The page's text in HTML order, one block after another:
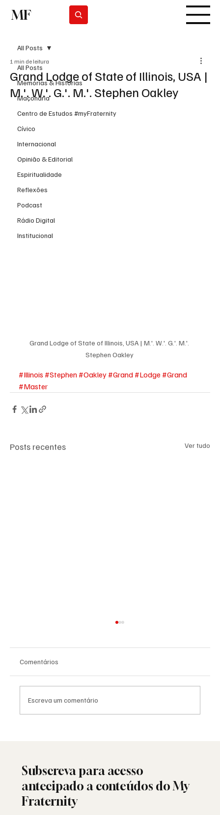
MF
All Posts
Memórias & Histórias
Maçonaria
Centro de Estudos #myFraternity
Cívico
Internacional
Opinião & Editorial
Espiritualidade
Reflexões
Podcast
Rádio Digital
Institucional
All Posts
Grand Lodge of State of Illinois, USA |
M.'. W.'. G.'. M.'. Stephen Oakley
1 min de leitura
Grand Lodge of State of Illinois, USA | M.'. W.'. G.'. M.'.
Stephen Oakley
#Illinois #Stephen #Oakley #Grand #Lodge #Grand
#Master
Posts recentes Ver tudo
Comentários
Escreva um comentário
Subscreva para acesso
antecipado a conteúdos do My
Fraternity